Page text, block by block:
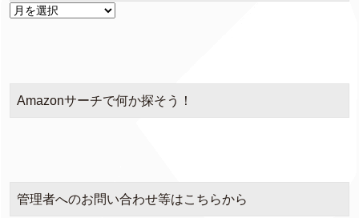
ア
Amazonサーチで何か探そう！
管理者へのお問い合わせ等はこちらから